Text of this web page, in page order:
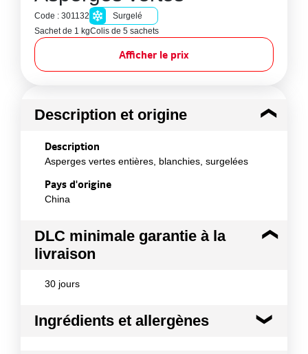
Code : 301132
Surgelé
Sachet de 1 kgColis de 5 sachets
Afficher le prix
Description et origine
Description
Asperges vertes entières, blanchies, surgelées
Pays d'origine
China
DLC minimale garantie à la
livraison
30 jours
Ingrédients et allergènes